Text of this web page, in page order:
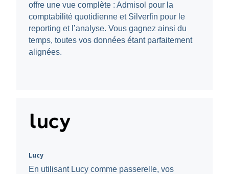
offre une vue complète : Admisol pour la
comptabilité quotidienne et Silverfin pour le
reporting et l’analyse. Vous gagnez ainsi du
temps, toutes vos données étant parfaitement
alignées.
Lucy
En utilisant Lucy comme passerelle, vos